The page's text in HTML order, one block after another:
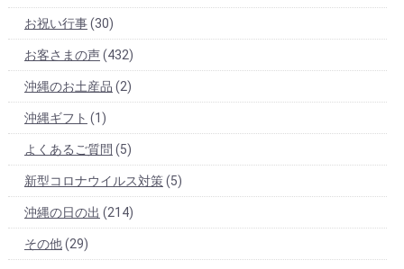
お祝い行事(30)
お客さまの声(432)
沖縄のお土産品 (2)
沖縄ギフト (1)
よくあるご質問 (5)
新型コロナウイルス対策(5)
沖縄の日の出 (214)
その他(29)